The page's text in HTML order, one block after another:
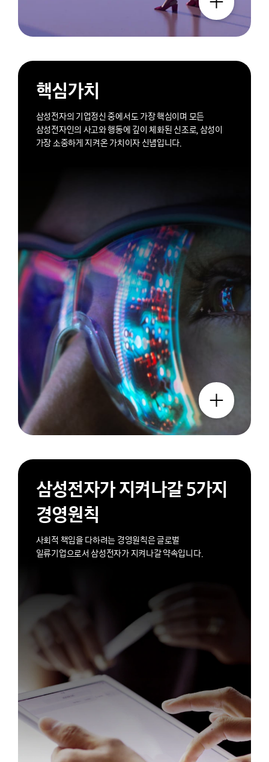
핵심가치
삼성전자의 기업정신 중에서도 가장 핵심이며 모든
삼성전자인의 사고와 행동에 깊이 체화된 신조로, 삼성이
가장 소중하게 지켜온 가치이자 신념입니다.
삼성전자가 지켜나갈 5가지
경영원칙
사회적 책임을 다하려는 경영원칙은 글로벌
일류기업으로서 삼성전자가 지켜나갈 약속입니다.